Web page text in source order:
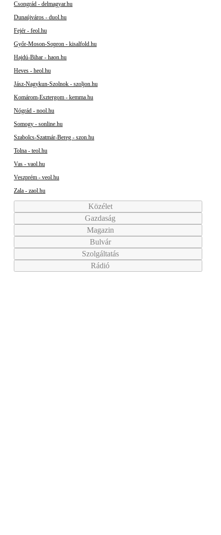
Csongrád - delmagyar.hu
Dunaújváros - duol.hu
Fejér - feol.hu
Győr-Moson-Sopron - kisalfold.hu
Hajdú-Bihar - haon.hu
Heves - heol.hu
Jász-Nagykun-Szolnok - szoljon.hu
Komárom-Esztergom - kemma.hu
Nógrád - nool.hu
Somogy - sonline.hu
Szabolcs-Szatmár-Bereg - szon.hu
Tolna - teol.hu
Vas - vaol.hu
Veszprém - veol.hu
Zala - zaol.hu
Közélet
Gazdaság
Magazin
Bulvár
Szolgáltatás
Rádió